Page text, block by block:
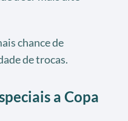
chance de
de trocas.
a Copa